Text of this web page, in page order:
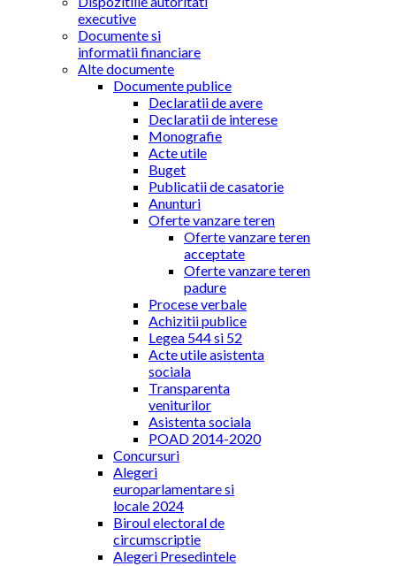
executive
Documente si
informatii financiare
Alte documente
Documente publice
Declaratii de avere
Declaratii de interese
Monografie
Acte utile
Buget
Publicatii de casatorie
Anunturi
Oferte vanzare teren
Oferte vanzare teren
acceptate
Oferte vanzare teren
padure
Procese verbale
Achizitii publice
Legea 544 si 52
Acte utile asistenta
sociala
Transparenta
veniturilor
Asistenta sociala
POAD 2014-2020
Concursuri
Alegeri
europarlamentare si
locale 2024
Biroul electoral de
circumscriptie
Alegeri Presedintele